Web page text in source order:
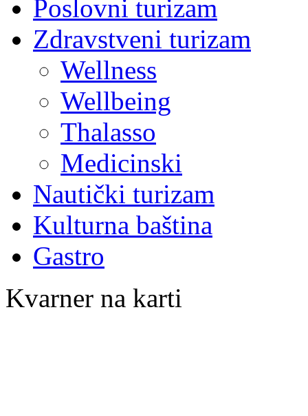
Poslovni turizam
Zdravstveni turizam
Wellness
Wellbeing
Thalasso
Medicinski
Nautički turizam
Kulturna baština
Gastro
Kvarner na karti